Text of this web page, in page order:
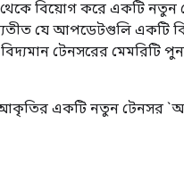
বিয়োগ করে একটি নতুন
যে আপডেটগুলি একটি
টেনসরের মেমরিটি
আকৃতির একটি নতুন টেনসর